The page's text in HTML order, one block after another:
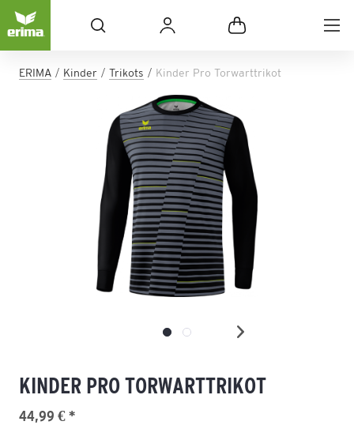
ERIMA Kinder Trikots Kinder Pro Torwarttrikot
KINDER PRO TORWARTTRIKOT
44,99 € *